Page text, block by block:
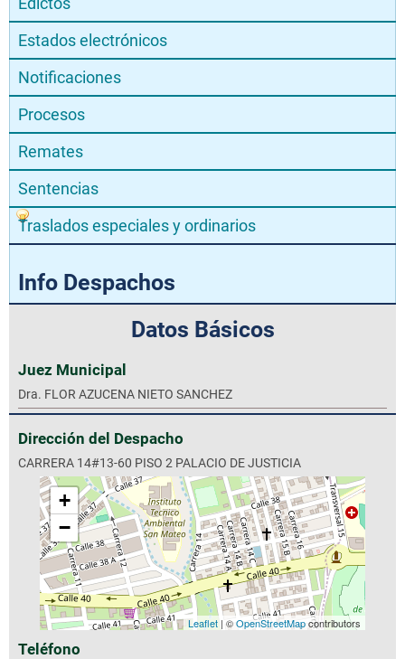
Estados electrónicos
Notificaciones
Procesos
Remates
Sentencias
Traslados especiales y ordinarios
Info Despachos
Datos Básicos
Juez Municipal
Dra. FLOR AZUCENA NIETO SANCHEZ
Dirección del Despacho
CARRERA 14#13-60 PISO 2 PALACIO DE JUSTICIA
+
−
Leaflet| ©OpenStreetMapcontributors
Teléfono